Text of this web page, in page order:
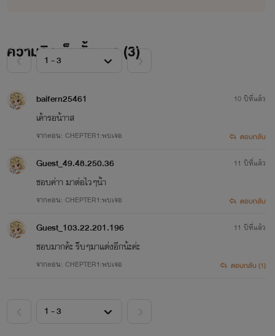
ความคิดเห็นทั้งหมด (3)
baifern25461
เค้ารอน้าาส
จากตอน: CHEPTER1:พบเจอ
10 ปีที่แล้ว
ตอบกลับ
Guest_49.48.250.36
ชอบค่าา มาต่อไวๆน้่า
จากตอน: CHEPTER1:พบเจอ
11 ปีที่แล้ว
ตอบกลับ
Guest_103.22.201.196
ชอบมากค้ะ รีบๆมาแต่งอีกน้ะค่ะ
จากตอน: CHEPTER1:พบเจอ
11 ปีที่แล้ว
ตอบกลับ (1)